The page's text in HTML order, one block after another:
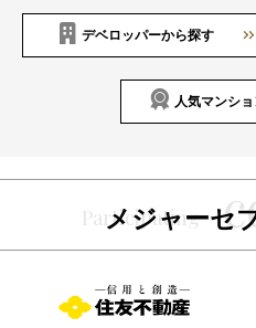
デベロッパーから探す
人気マンシ
メジャーセ